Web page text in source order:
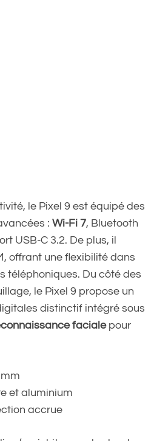
le Pixel 9 est équipé des
: Wi-Fi 7, Bluetooth
USB-C 3.2. De plus, il
offrant une flexibilité dans
téléphoniques. Du côté des
le Pixel 9 propose un
distinctif intégré sous
facialepour
et aluminium
accrue